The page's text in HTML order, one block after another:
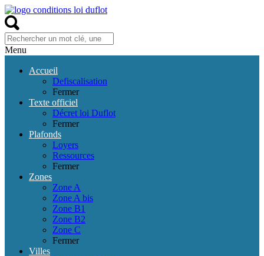
Menu
Accueil
Defiscalisation
Fermer
Texte officiel
Décret loi Duflot
Fermer
Plafonds
Loyers
Ressources
Fermer
Zones
Zone A
Zone A bis
Zone B1
Zone B2
Zone C
Fermer
Villes